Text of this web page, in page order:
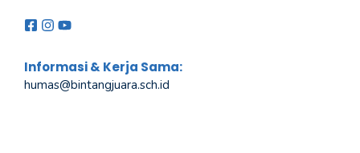
Informasi & Kerja Sama:
humas@bintangjuara.sch.id